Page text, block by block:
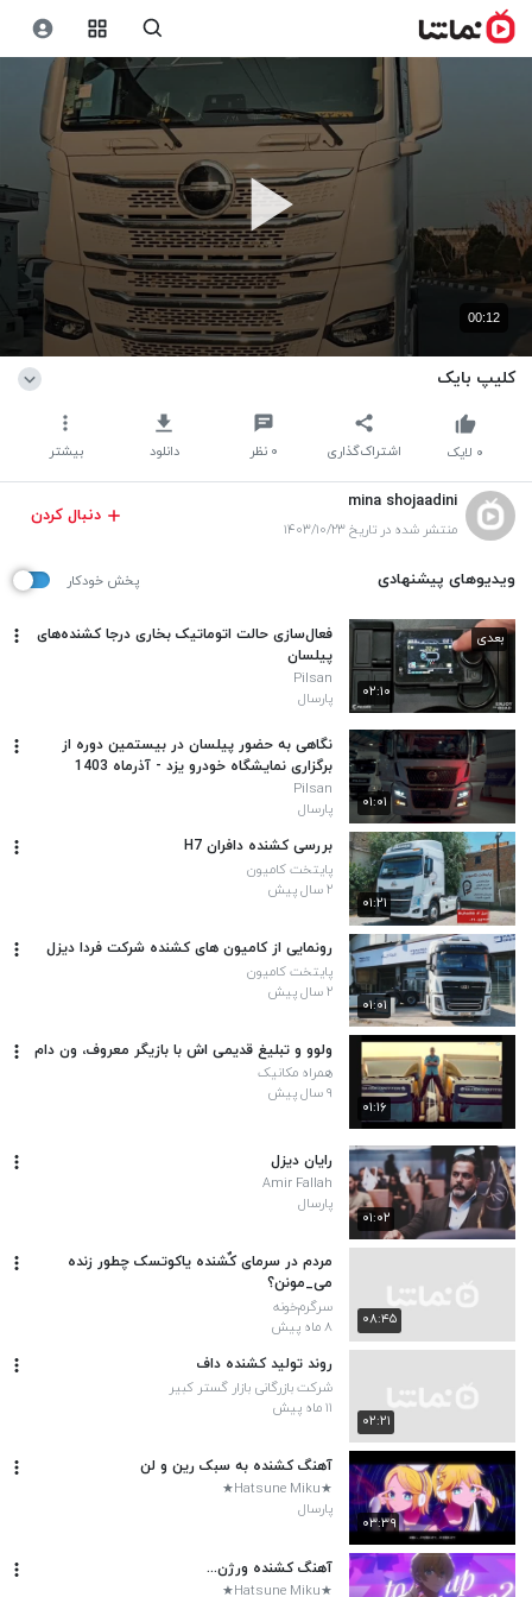
00:12
کلیپ بایک
اشتراک‌گذاری ۰ نظر دانلود بیشتر ۰ لایک
mina shojaadini
منتشر شده در تاریخ ۱۴۰۳/۱۰/۲۳
دنبال کردن
ویدیوهای پیشنهادی پخش خودکار
۰۲:۱۰
بعدی
فعال‌سازی حالت اتوماتیک بخاری درجا کشنده‌های
پیلسان
Pilsan
پارسال
۰۱:۰۱
نگاهی به حضور پیلسان در بیستمین دوره از
برگزاری نمایشگاه خودرو یزد - آذرماه 1403
Pilsan
پارسال
۰۱:۲۱
بررسی کشنده دافران H7
پایتخت کامیون
۲ سال پیش
۰۱:۰۱
رونمایی از کامیون های کشنده شرکت فردا دیزل
پایتخت کامیون
۲ سال پیش
۰۱:۱۶
ولوو و تبلیغ قدیمی اش با بازیگر معروف، ون دام
همراه مکانیک
۹ سال پیش
۰۱:۰۲
رایان دیزل
Amir Fallah
پارسال
۰۸:۴۵
مردم در سرمای کٌشنده یاکوتسک چطور زنده
می_مونن؟
سرگرم‌خونه
۸ ماه پیش
۰۲:۲۱
روند تولید کشنده داف
شرکت بازرگانی بازار گستر کبیر
۱۱ ماه پیش
۰۳:۳۹
آهنگ کشنده به سبک رین و لن
★Hatsune Miku★
پارسال
آهنگ کشنده ورژن...
★Hatsune Miku★